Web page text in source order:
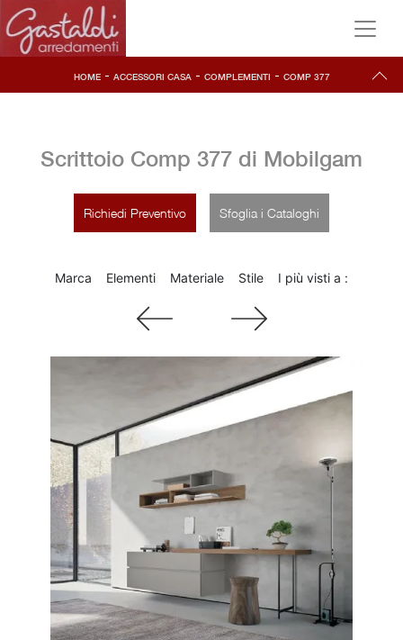
HOME- ACCESSORI CASA- COMPLEMENTI - COMP 377
Scrittoio Comp 377 di Mobilgam
Richiedi Preventivo Sfoglia i Cataloghi
Marca Elementi Materiale Stile I più visti a :